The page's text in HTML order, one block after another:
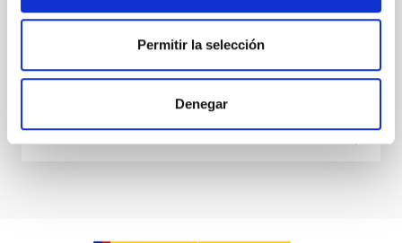
Permitir la selección
Denegar
Observatorio del Teide.
In-force date 03/28/2017-03/28/2018
Not in force